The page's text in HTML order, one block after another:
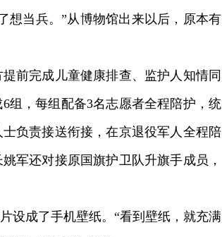
想当兵。”从博物馆出来以后，原本有
完成儿童健康排查、监护人知情同
组，每组配备3名志愿者全程陪护，统
负责接送衔接，在京退役军人全程陪
军还对接原国旗护卫队升旗手成员，
成了手机壁纸。“看到壁纸，就充满